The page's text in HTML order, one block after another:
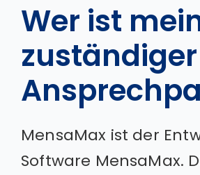
Wer ist
zuständiger
MensaMax ist der
Software MensaMax.